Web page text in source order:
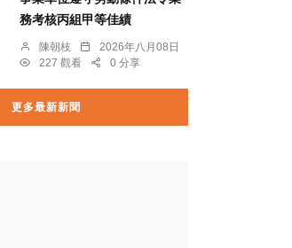
務考核丙組甲等佳績
陳朝枝
2026年八月08日
227 觀看
0 分享
更多最新新聞